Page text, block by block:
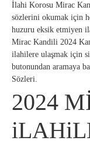
İlahi Korosu Mirac
sözlerini okumak için
huzuru eksik etmiyen
Mirac Kandili 2024
ilahilere ulaşmak için
butonundan aramaya
Sözleri.
2024